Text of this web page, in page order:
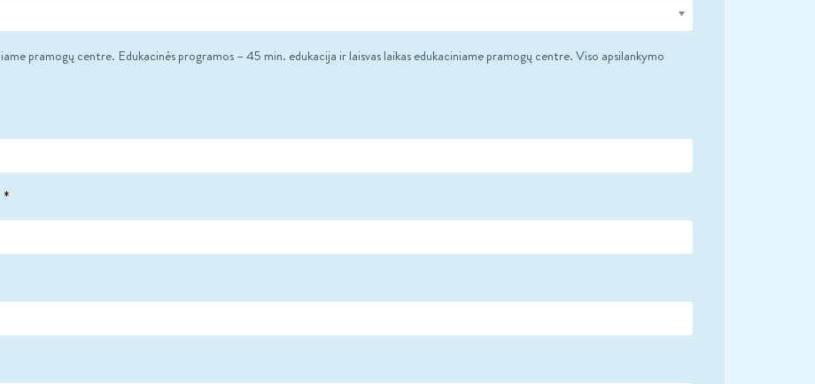
pramogų centre. Edukacinės programos – 45 min. edukacija ir laisvas laikas edukaciniame pramogų centre. Viso apsilankymo
*